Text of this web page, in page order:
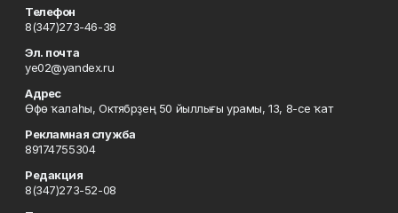
Телефон
8(347)273-46-38
Эл. почта
ye02@yandex.ru
Адрес
Өфө ҡалаһы, Октябрҙең 50 йыллығы урамы, 13, 8-се ҡат
Рекламная служба
89174755304
Редакция
8(347)273-52-08